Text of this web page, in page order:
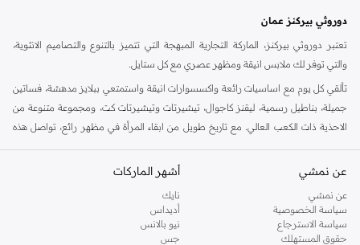
دوروثي بيركنز عمان
تعتبر دوروثي بيركنز، الماركة التجارية المبهجة التي تتميز بالتنوع والتصاميم الانثوية،
والتي توفر لك ملابس انيقة ومظهر عصري مع كل ستايل.
تألقي كل يوم مع اساسيات رائعة واكسسوارات انيقة واستمتعي ببلايز مدهشة، فساتين
جميلة، بناطيل رسمية، ليقنز كاجوال، تيشيرتات وتيشيرتات كت، ومجموعة متنوعة من
الاحذية ذات الكعب العالي. مع تاريخ طويل من ابقاء المرأة في مظهر رائع، تواصل هذه
كنت تقومين بتجديد خزانة ملابسك الملائمة للعمل، البحث عن فستان مثالي للحفلات او
اليه.
تسوقي دوروثي بيركنز اون لاين مسقط
عن نمشي
عن نمشي
سياسة الخصوصية
سياسة الاسترجاع
حقوق المستهلك
أشهر الماركات
نايك
أديداس
نيو بالانس
جس